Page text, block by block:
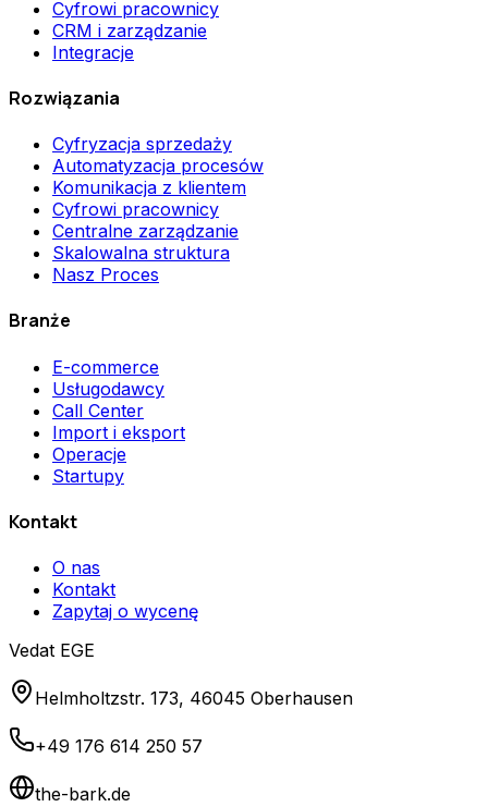
Cyfrowi pracownicy
CRM i zarządzanie
Integracje
Rozwiązania
Cyfryzacja sprzedaży
Automatyzacja procesów
Komunikacja z klientem
Cyfrowi pracownicy
Centralne zarządzanie
Skalowalna struktura
Nasz Proces
Branże
E-commerce
Usługodawcy
Call Center
Import i eksport
Operacje
Startupy
Kontakt
O nas
Kontakt
Zapytaj o wycenę
Vedat EGE
Helmholtzstr. 173, 46045 Oberhausen
+49 176 614 250 57
the-bark.de